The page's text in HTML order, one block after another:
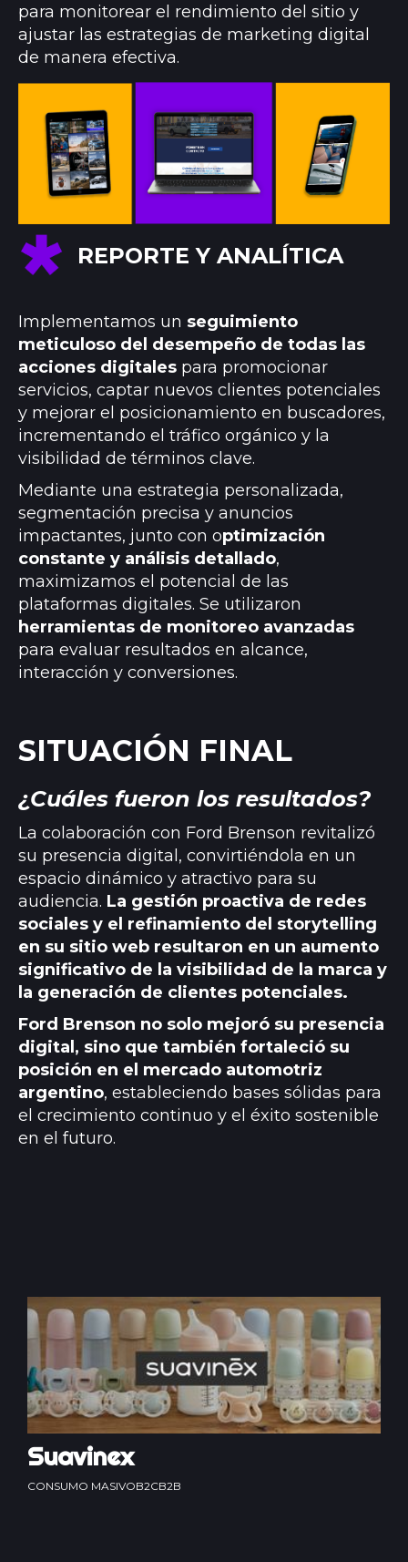
para monitorear el rendimiento del sitio y
ajustar las estrategias de marketing digital
de manera efectiva.
REPORTE Y ANALÍTICA
Implementamos un seguimiento
meticuloso del desempeño de todas las
acciones digitales para promocionar
servicios, captar nuevos clientes potenciales
y mejorar el posicionamiento en buscadores,
incrementando el tráfico orgánico y la
visibilidad de términos clave.
Mediante una estrategia personalizada,
segmentación precisa y anuncios
impactantes, junto con optimización
constante y análisis detallado,
maximizamos el potencial de las
plataformas digitales. Se utilizaron
herramientas de monitoreo avanzadas
para evaluar resultados en alcance,
interacción y conversiones.
SITUACIÓN FINAL
¿Cuáles fueron los resultados?
La colaboración con Ford Brenson revitalizó
su presencia digital, convirtiéndola en un
espacio dinámico y atractivo para su
audiencia. La gestión proactiva de redes
sociales y el refinamiento del storytelling
en su sitio web resultaron en un aumento
significativo de la visibilidad de la marca y
la generación de clientes potenciales.
Ford Brenson no solo mejoró su presencia
digital, sino que también fortaleció su
posición en el mercado automotriz
argentino, estableciendo bases sólidas para
el crecimiento continuo y el éxito sostenible
en el futuro.
Suavinex
CONSUMO MASIVOB2CB2B